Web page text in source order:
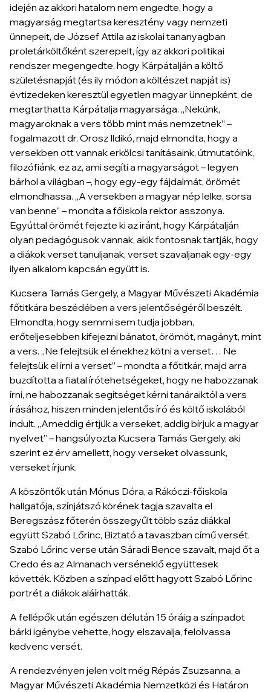
idején az akkori hatalom nem engedte, hogy a
magyarság megtartsa keresztény vagy nemzeti
ünnepeit, de József Attila az iskolai tananyagban
proletárköltőként szerepelt, így az akkori politikai
rendszer megengedte, hogy Kárpátalján a költő
születésnapját (és ily módon a költészet napját is)
évtizedeken keresztül egyetlen magyar ünnepként, de
megtarthatta Kárpátalja magyarsága. „Nekünk,
magyaroknak a vers több mint más nemzetnek” –
fogalmazott dr. Orosz Ildikó, majd elmondta, hogy a
versekben ott vannak erkölcsi tanításaink, útmutatóink,
filozófiánk, ez az, ami segíti a magyarságot – legyen
bárhol a világban –, hogy egy-egy fájdalmát, örömét
elmondhassa. „A versekben a magyar nép lelke, sorsa
van benne” – mondta a főiskola rektor asszonya.
Egyúttal örömét fejezte ki az iránt, hogy Kárpátalján
olyan pedagógusok vannak, akik fontosnak tartják, hogy
a diákok verset tanuljanak, verset szavaljanak egy-egy
ilyen alkalom kapcsán együtt is.
Kucsera Tamás Gergely, a Magyar Művészeti Akadémia
főtitkára beszédében a vers jelentőségéről beszélt.
Elmondta, hogy semmi sem tudja jobban,
erőteljesebben kifejezni bánatot, örömöt, magányt, mint
a vers. „Ne felejtsük el énekhez kötni a verset… Ne
felejtsük el írni a verset” – mondta a főtitkár, majd arra
buzdította a fiatal írótehetségeket, hogy ne habozzanak
írni, ne habozzanak segítséget kérni tanáraiktól a vers
írásához, hiszen minden jelentős író és költő iskolából
indult. „Ameddig értjük a verseket, addig bírjuk a magyar
nyelvet” – hangsúlyozta Kucsera Tamás Gergely, aki
szerint ez érv amellett, hogy verseket olvassunk,
verseket írjunk.
A köszöntők után Mónus Dóra, a Rákóczi-főiskola
hallgatója, színjátszó körének tagja szavalta el
Beregszász főterén összegyűlt több száz diákkal
együtt Szabó Lőrinc, Biztató a tavaszban című versét.
Szabó Lőrinc verse után Sáradi Bence szavalt, majd őt a
Credo és az Almanach verséneklő együttesek
követték. Közben a színpad előtt hagyott Szabó Lőrinc
portrét a diákok aláírhatták.
A fellépők után egészen délután 15 óráig a színpadot
bárki igénybe vehette, hogy elszavalja, felolvassa
kedvenc versét.
A rendezvényen jelen volt még Répás Zsuzsanna, a
Magyar Művészeti Akadémia Nemzetközi és Határon